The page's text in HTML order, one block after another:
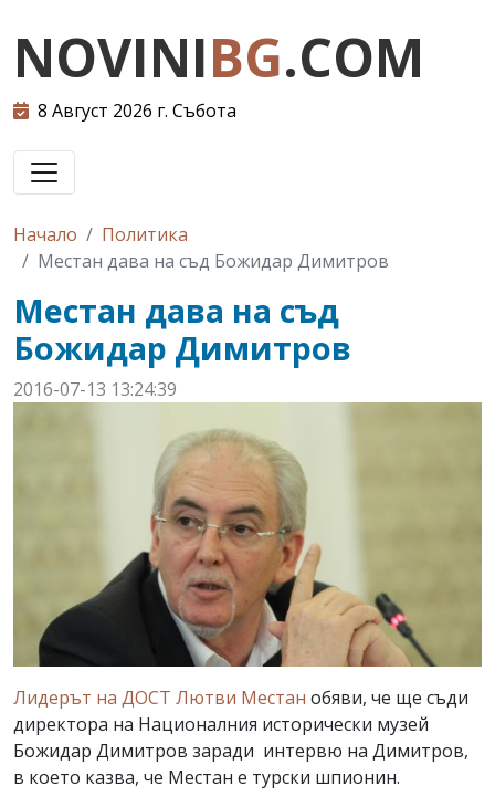
NOVINIBG.COM
8 Август 2026 г. Събота
Начало
Политика
Местан дава на съд Божидар Димитров
Местан дава на съд
Божидар Димитров
2016-07-13 13:24:39
Лидерът на ДОСТ Лютви Местан обяви, че ще съди
директора на Националния исторически музей
Божидар Димитров заради интервю на Димитров,
в което казва, че Местан е турски шпионин.